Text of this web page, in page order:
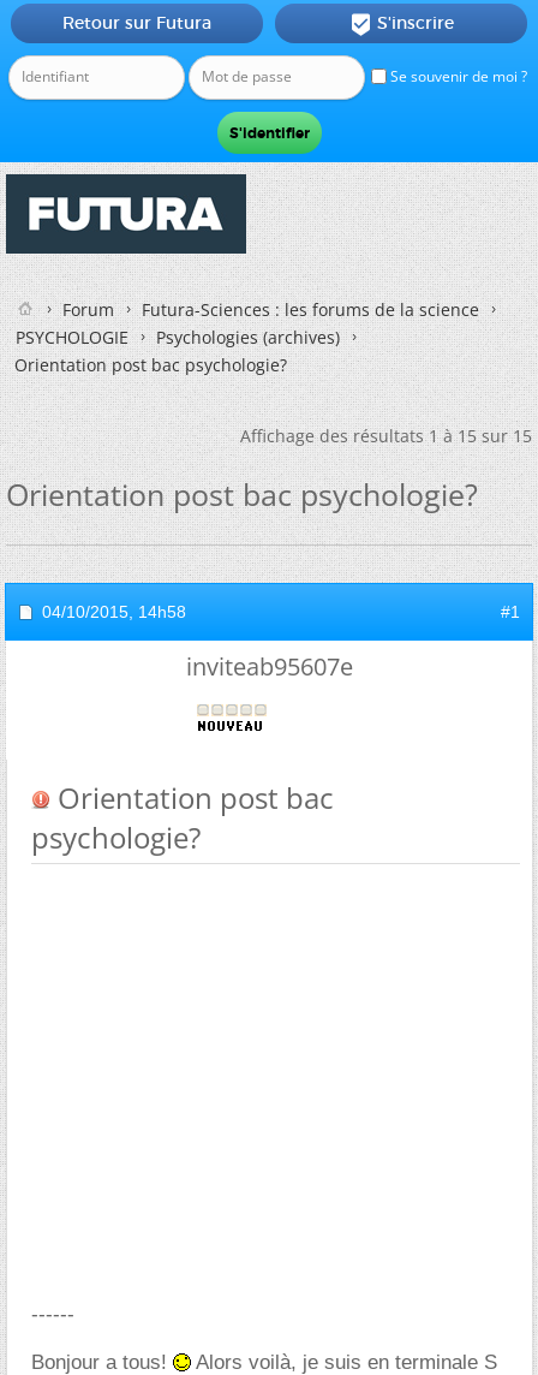
Se souvenir de moi ?
Retour sur Futura  S'inscrire
Forum
Futura-Sciences : les forums de la science
PSYCHOLOGIE
Psychologies (archives)
Orientation post bac psychologie?
Affichage des résultats 1 à 15 sur 15
Orientation post bac psychologie?
04/10/2015, 14h58 #1
inviteab95607e
Orientation post bac
psychologie?
------
Bonjour a tous!
Alors voilà, je suis en terminale S